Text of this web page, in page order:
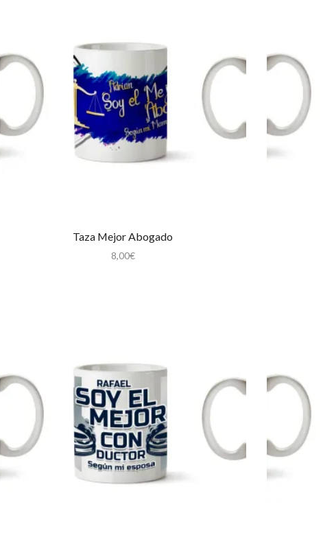
Taza Mejor Abogado
8,00€